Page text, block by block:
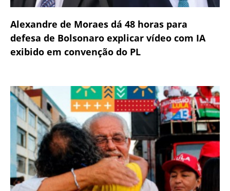
Alexandre de Moraes dá 48 horas para
defesa de Bolsonaro explicar vídeo com IA
exibido em convenção do PL